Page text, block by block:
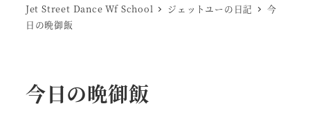
Jet Street Dance Wf School ジェットユーの日記
今
日の晩御飯
今日の晩御飯